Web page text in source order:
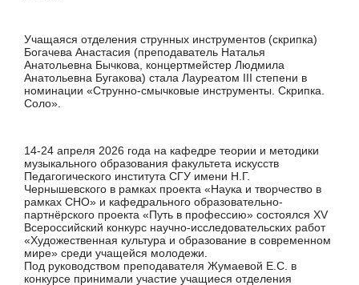
Учащаяся отделения струнных инструментов (скрипка)
Богачева Анастасия (преподаватель Наталья
Анатольевна Бычкова, концертмейстер Людмила
Анатольевна Бугакова) стала Лауреатом III степени в
номинации «Струнно-смычковые инструменты. Скрипка.
Соло».
14-24 апреля 2026 года на кафедре теории и методики
музыкального образования факультета искусств
Педагогического института СГУ имени Н.Г.
Чернышевского в рамках проекта «Наука и творчество в
рамках СНО» и кафедрального образовательно-
партнёрского проекта «Путь в профессию» состоялся ХV
Всероссийский конкурс научно-исследовательских работ
«Художественная культура и образование в современном
мире» среди учащейся молодежи.
Под руководством преподавателя Жумаевой Е.С. в
конкурсе принимали участие учащиеся отделения